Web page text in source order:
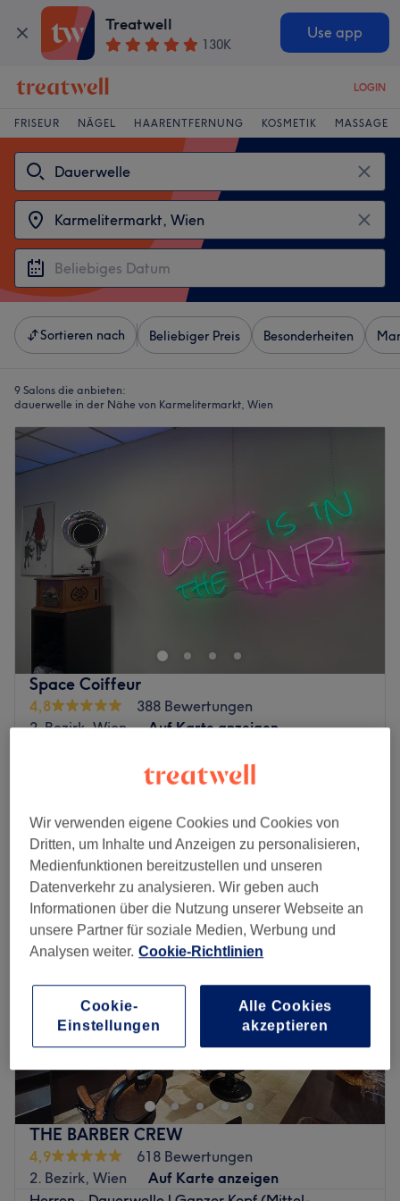
Treatwell
130K
Use app
LOGIN
FRISEUR NÄGEL HAARENTFERNUNG KOSMETIK MASSAGE
Sortieren nach Beliebiger Preis Besonderheiten
9 Salons die anbieten:
dauerwelle in der Nähe von Karmelitermarkt, Wien
Space Coiffeur
4,8
388 Bewertungen
2. Bezirk, Wien
Auf Karte anzeigen
Schnellansicht Saloninfos
Montag
Geschlossen
Dienstag
10:00–20:00
Mittwoch
10:00–20:00
Donnerstag
09:00– 19:00
Freitag
Bist du gelangweilt von deinen Haaren und brauchst eine
Wiener Bezirk genau der Richtige für dich. Nach einer
individuellen Beratung wird für dich ein neuer Schnitt
oder die passende Farbe gefunden.
Nächste öffentliche Verkehrsmittel
Die Anreise ist einfach, da Space Coiffeur nur zwei
THE BARBER CREW
4,9
618 Bewertungen
2. Bezirk, Wien
Auf Karte anzeigen
Wir verwenden eigene Cookies und Cookies von
Dritten, um Inhalte und Anzeigen zu personalisieren,
Medienfunktionen bereitzustellen und unseren
Datenverkehr zu analysieren. Wir geben auch
Informationen über die Nutzung unserer Webseite an
unsere Partner für soziale Medien, Werbung und
Analysen weiter. Cookie-Richtlinien
Alle Cookies
akzeptieren
Cookie-
Einstellungen